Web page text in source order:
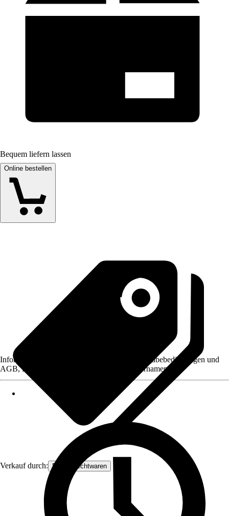
Bequem liefern lassen
Online bestellen
Verkauf durch: Frank Flechtwaren
Informationen des Verkäufers, wie z. B. Rückgabebedingungen und
AGB, finden Sie bei Klick auf den Verkäufernamen.